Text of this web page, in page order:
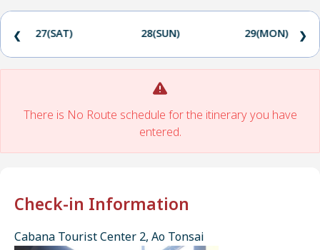
27(SAT) 28(SUN) 29(MON)
❮ ❯
There is No Route schedule for the itinerary you have
entered.
Check-in Information
Cabana Tourist Center 2, Ao Tonsai